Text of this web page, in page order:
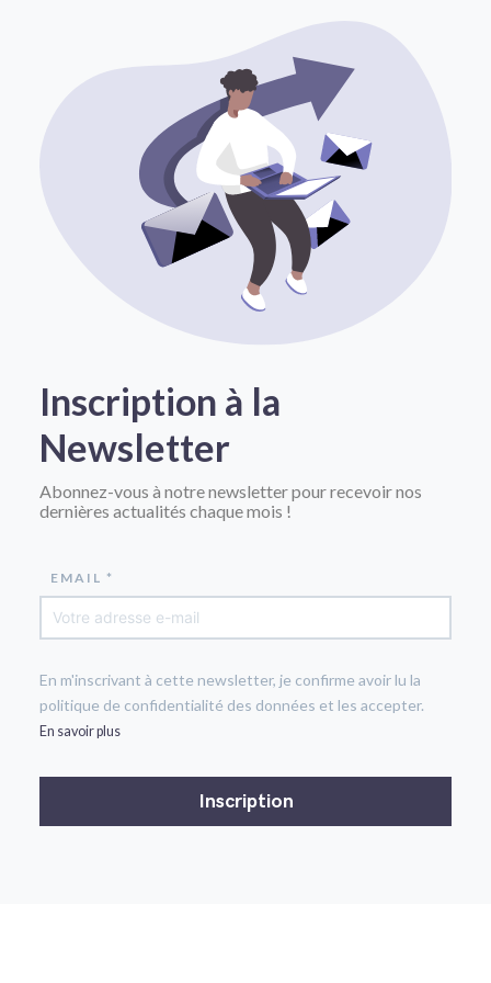
Inscription à la
Newsletter
Abonnez-vous à notre newsletter pour recevoir nos
dernières actualités chaque mois !
EMAIL *
En m'inscrivant à cette newsletter, je confirme avoir lu la
politique de confidentialité des données et les accepter.
En savoir plus